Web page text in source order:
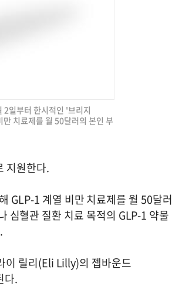
일부터 한시적인 '브리지
치료제를 월 50달러의 본인 부
지원한다.
GLP-1 계열 비만 치료제를 월 50달러
심혈관 질환 치료 목적의 GLP-1 약물
이 릴리(Eli Lilly)의 젭바운드
다.